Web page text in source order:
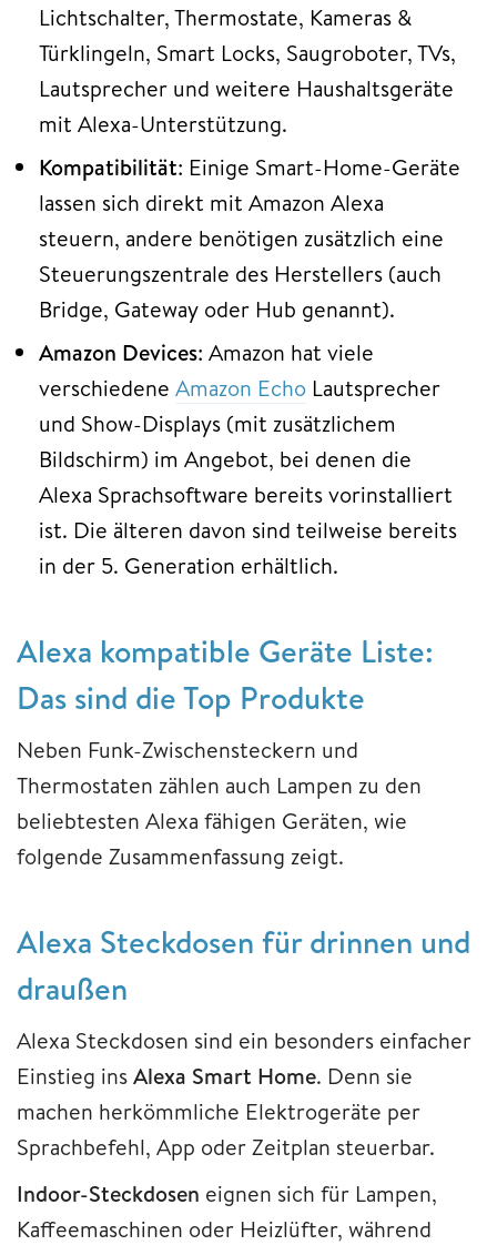
Lichtschalter, Thermostate, Kameras &
Türklingeln, Smart Locks, Saugroboter, TVs,
Lautsprecher und weitere Haushaltsgeräte
mit Alexa-Unterstützung.
Kompatibilität: Einige Smart-Home-Geräte
lassen sich direkt mit Amazon Alexa
steuern, andere benötigen zusätzlich eine
Steuerungszentrale des Herstellers (auch
Bridge, Gateway oder Hub genannt).
Amazon Devices: Amazon hat viele
verschiedene Amazon Echo Lautsprecher
und Show-Displays (mit zusätzlichem
Bildschirm) im Angebot, bei denen die
Alexa Sprachsoftware bereits vorinstalliert
ist. Die älteren davon sind teilweise bereits
in der 5. Generation erhältlich.
Alexa kompatible Geräte Liste:
Das sind die Top Produkte
Neben Funk-Zwischensteckern und
Thermostaten zählen auch Lampen zu den
beliebtesten Alexa fähigen Geräten, wie
folgende Zusammenfassung zeigt.
Alexa Steckdosen für drinnen und
draußen
Alexa Steckdosen sind ein besonders einfacher
Einstieg insAlexa Smart Home. Denn sie
machen herkömmliche Elektrogeräte per
Sprachbefehl, App oder Zeitplan steuerbar.
Indoor-Steckdosen eignen sich für Lampen,
Kaffeemaschinen oder Heizlüfter, während